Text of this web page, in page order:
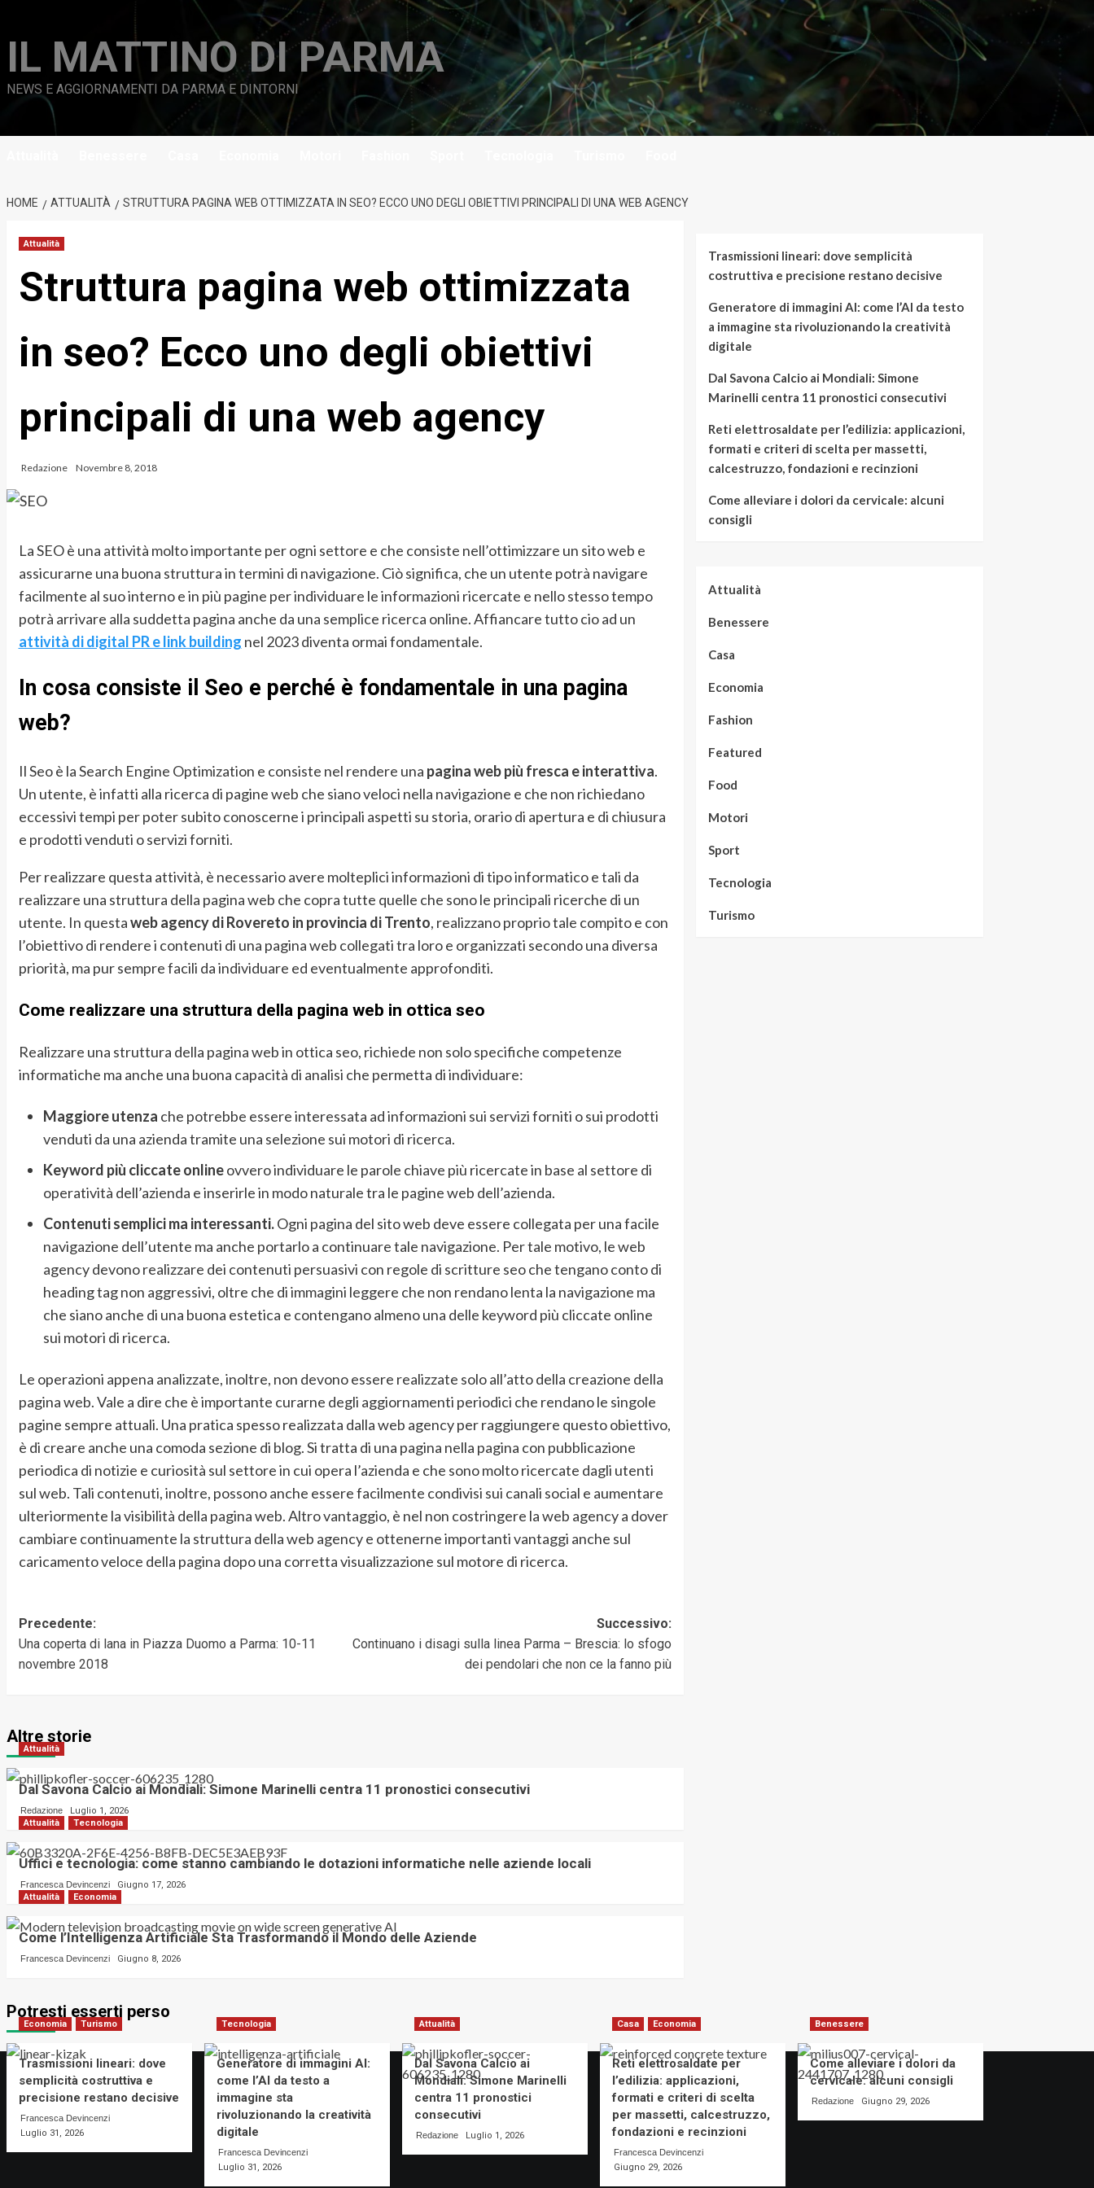
IL MATTINO DI PARMA
NEWS E AGGIORNAMENTI DA PARMA E DINTORNI
HOME ATTUALITÀ STRUTTURA PAGINA WEB OTTIMIZZATA IN SEO? ECCO UNO DEGLI OBIETTIVI PRINCIPALI DI UNA WEB AGENCY
Attualità
Struttura pagina web ottimizzata
in seo? Ecco uno degli obiettivi
principali di una web agency
Redazione Novembre 8, 2018
La SEO è una attività molto importante per ogni settore e che consiste nell’ottimizzare un sito web e
assicurarne una buona struttura in termini di navigazione. Ciò significa, che un utente potrà navigare
facilmente al suo interno e in più pagine per individuare le informazioni ricercate e nello stesso tempo
potrà arrivare alla suddetta pagina anche da una semplice ricerca online. Affiancare tutto cio ad un
attività di digital PR e link building nel 2023 diventa ormai fondamentale.
In cosa consiste il Seo e perché è fondamentale in una pagina
web?
Il Seo è la Search Engine Optimization e consiste nel rendere una pagina web più fresca e interattiva.
Un utente, è infatti alla ricerca di pagine web che siano veloci nella navigazione e che non richiedano
eccessivi tempi per poter subito conoscerne i principali aspetti su storia, orario di apertura e di chiusura
e prodotti venduti o servizi forniti.
Per realizzare questa attività, è necessario avere molteplici informazioni di tipo informatico e tali da
realizzare una struttura della pagina web che copra tutte quelle che sono le principali ricerche di un
utente. In questaweb agency di Rovereto in provincia di Trento, realizzano proprio tale compito e con
l’obiettivo di rendere i contenuti di una pagina web collegati tra loro e organizzati secondo una diversa
priorità, ma pur sempre facili da individuare ed eventualmente approfonditi.
Come realizzare una struttura della pagina web in ottica seo
Realizzare una struttura della pagina web in ottica seo, richiede non solo specifiche competenze
informatiche ma anche una buona capacità di analisi che permetta di individuare:
Maggiore utenza che potrebbe essere interessata ad informazioni sui servizi forniti o sui prodotti
venduti da una azienda tramite una selezione sui motori di ricerca.
Keyword più cliccate onlineovvero individuare le parole chiave più ricercate in base al settore di
operatività dell’azienda e inserirle in modo naturale tra le pagine web dell’azienda.
Contenuti semplici ma interessanti.Ogni pagina del sito web deve essere collegata per una facile
navigazione dell’utente ma anche portarlo a continuare tale navigazione. Per tale motivo, le web
agency devono realizzare dei contenuti persuasivi con regole di scritture seo che tengano conto di
heading tag non aggressivi, oltre che di immagini leggere che non rendano lenta la navigazione ma
che siano anche di una buona estetica e contengano almeno una delle keyword più cliccate online
sui motori di ricerca.
Le operazioni appena analizzate, inoltre, non devono essere realizzate solo all’atto della creazione della
pagina web. Vale a dire che è importante curarne degli aggiornamenti periodici che rendano le singole
pagine sempre attuali. Una pratica spesso realizzata dalla web agency per raggiungere questo obiettivo,
è di creare anche una comoda sezione di blog. Si tratta di una pagina nella pagina con pubblicazione
periodica di notizie e curiosità sul settore in cui opera l’azienda e che sono molto ricercate dagli utenti
sul web. Tali contenuti, inoltre, possono anche essere facilmente condivisi sui canali social e aumentare
ulteriormente la visibilità della pagina web. Altro vantaggio, è nel non costringere la web agency a dover
cambiare continuamente la struttura della web agency e ottenerne importanti vantaggi anche sul
caricamento veloce della pagina dopo una corretta visualizzazione sul motore di ricerca.
Navigazione
articolo
Precedente:
Una coperta di lana in Piazza Duomo a Parma: 10-11
novembre 2018
Successivo:
Continuano i disagi sulla linea Parma – Brescia: lo sfogo
dei pendolari che non ce la fanno più
Altre storie
Attualità
Dal Savona Calcio ai Mondiali: Simone Marinelli centra 11 pronostici consecutivi
Redazione
Luglio 1, 2026
Attualità
Tecnologia
Uffici e tecnologia: come stanno cambiando le dotazioni informatiche nelle aziende locali
Francesca Devincenzi
Giugno 17, 2026
Attualità
Economia
Come l’Intelligenza Artificiale Sta Trasformando il Mondo delle Aziende
Francesca Devincenzi Giugno 8, 2026
Trasmissioni lineari: dove semplicità
costruttiva e precisione restano decisive
Generatore di immagini AI: come l’AI da testo
a immagine sta rivoluzionando la creatività
digitale
Dal Savona Calcio ai Mondiali: Simone
Marinelli centra 11 pronostici consecutivi
Reti elettrosaldate per l’edilizia: applicazioni,
formati e criteri di scelta per massetti,
calcestruzzo, fondazioni e recinzioni
Come alleviare i dolori da cervicale: alcuni
consigli
Attualità
Benessere
Casa
Economia
Fashion
Featured
Food
Motori
Sport
Tecnologia
Turismo
Potresti esserti perso
Economia Turismo
Trasmissioni lineari: dove
semplicità costruttiva e
precisione restano decisive
Francesca Devincenzi
Luglio 31, 2026
Tecnologia
Generatore di immagini AI:
come l’AI da testo a
immagine sta
rivoluzionando la creatività
digitale
Francesca Devincenzi
Luglio 31, 2026
Attualità
Dal Savona Calcio ai
Mondiali: Simone Marinelli
centra 11 pronostici
consecutivi
Redazione Luglio 1, 2026
Casa Economia
Reti elettrosaldate per
l’edilizia: applicazioni,
formati e criteri di scelta
per massetti, calcestruzzo,
fondazioni e recinzioni
Francesca Devincenzi
Giugno 29, 2026
Benessere
Come alleviare i dolori da
cervicale: alcuni consigli
Redazione Giugno 29, 2026